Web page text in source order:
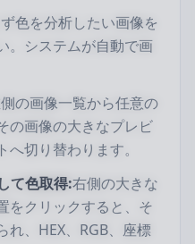
色を分析したい画像を
。システムが自動で画
の画像一覧から任意の
の画像の大きなプレビ
切り替わります。
て色取得:右側の大きな
をクリックすると、そ
れ、HEX、RGB、座標